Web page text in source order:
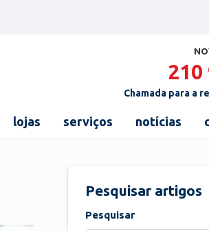
210
Chamada para a
lojas serviços notícias
Pesquisar artigos
Pesquisar